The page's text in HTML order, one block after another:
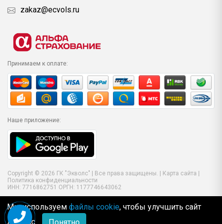
zakaz@ecvols.ru
Принимаем к оплате:
Наше приложение:
Copyright © 2026 ГК "Экволс" | Все права защищены. | Карта сайта
Политика конфиденциальности
ИНН: 7716862751 ОРГН: 1177746643062
Мы используем файлы cookie, чтобы улучшить сайт
для Вас